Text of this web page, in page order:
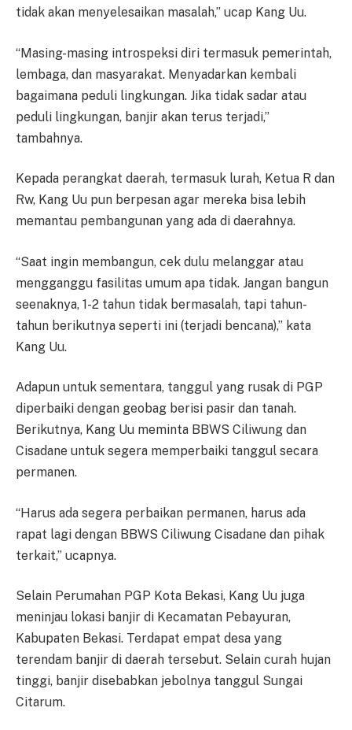
tidak akan menyelesaikan masalah,” ucap Kang Uu.
“Masing-masing introspeksi diri termasuk pemerintah,
lembaga, dan masyarakat. Menyadarkan kembali
bagaimana peduli lingkungan. Jika tidak sadar atau
peduli lingkungan, banjir akan terus terjadi,”
tambahnya.
Kepada perangkat daerah, termasuk lurah, Ketua R dan
Rw, Kang Uu pun berpesan agar mereka bisa lebih
memantau pembangunan yang ada di daerahnya.
“Saat ingin membangun, cek dulu melanggar atau
mengganggu fasilitas umum apa tidak. Jangan bangun
seenaknya, 1-2 tahun tidak bermasalah, tapi tahun-
tahun berikutnya seperti ini (terjadi bencana),” kata
Kang Uu.
Adapun untuk sementara, tanggul yang rusak di PGP
diperbaiki dengan geobag berisi pasir dan tanah.
Berikutnya, Kang Uu meminta BBWS Ciliwung dan
Cisadane untuk segera memperbaiki tanggul secara
permanen.
“Harus ada segera perbaikan permanen, harus ada
rapat lagi dengan BBWS Ciliwung Cisadane dan pihak
terkait,” ucapnya.
Selain Perumahan PGP Kota Bekasi, Kang Uu juga
meninjau lokasi banjir di Kecamatan Pebayuran,
Kabupaten Bekasi. Terdapat empat desa yang
terendam banjir di daerah tersebut. Selain curah hujan
tinggi, banjir disebabkan jebolnya tanggul Sungai
Citarum.